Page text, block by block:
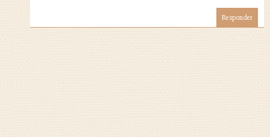
Responder